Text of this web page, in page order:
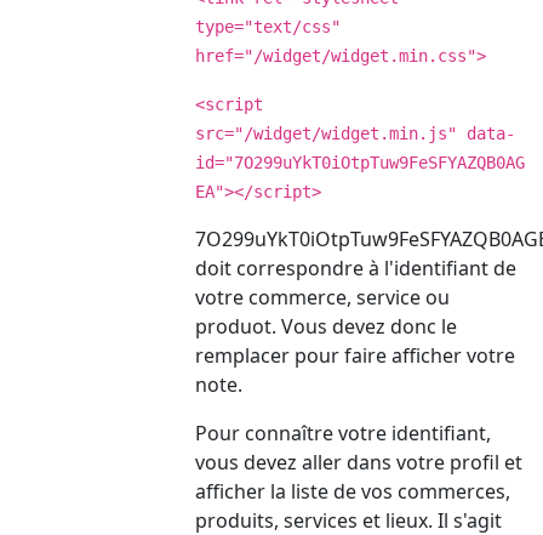
type="text/css"
href="/widget/widget.min.css">
<script
src="/widget/widget.min.js" data-
id="7O299uYkT0iOtpTuw9FeSFYAZQB0AG
EA"></script>
doit correspondre à l'identifiant de
votre commerce, service ou
produot. Vous devez donc le
remplacer pour faire afficher votre
note.
Pour connaître votre identifiant,
vous devez aller dans votre profil et
afficher la liste de vos commerces,
produits, services et lieux. Il s'agit